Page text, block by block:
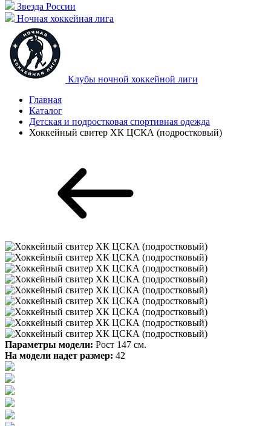
Звезда России
Ночная хоккейная лига
Клубы ночной хоккейной лиги
Главная
Каталог
Детская и подростковая спортивная одежда
Хоккейный свитер ХК ЦСКА (подростковый)
Параметры модели: Рост 147 см.
На модели надет размер: 42